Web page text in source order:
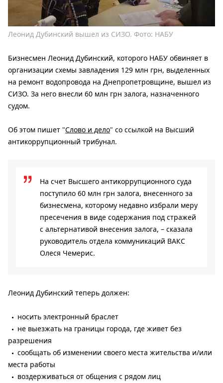
Леонид Дубинский вышел из СИЗО. Фото: НАБУ
Бизнесмен Леонид Дубинский, которого НАБУ обвиняет в
организации схемы завладения 129 млн грн, выделенных
на ремонт водопровода на Днепропетровщине, вышел из
СИЗО. За него внесли 60 млн грн залога, назначенного
судом.
Об этом пишет "Слово и дело" со ссылкой на Высший
антикоррупционный трибунал.
На счет Высшего антикоррупционного суда
поступило 60 млн грн залога, внесенного за
бизнесмена, которому недавно избрали меру
пресечения в виде содержания под стражей
с альтернативой внесения залога, – сказала
руководитель отдела коммуникаций ВАКС
Олеся Чемерис.
Леонид Дубинский теперь должен:
носить электронный браслет
не выезжать на границы города, где живет без
разрешения
сообщать об изменении своего места жительства и/или
места работы
воздерживаться от общения с рядом лиц